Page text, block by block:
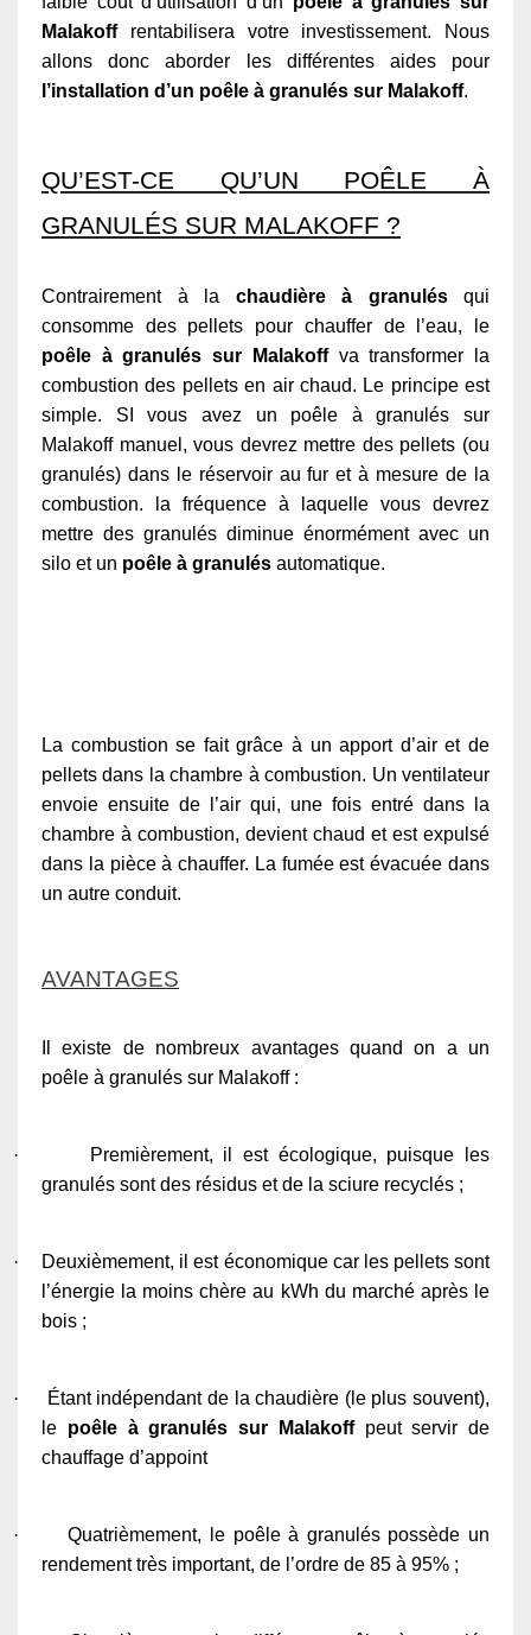
Malakoffrentabilisera votre investissement. Nous
allons donc aborder les différentes aides pour
l’installation d’un poêle à granulés sur Malakoff.
QU’EST-CE QU’UN POÊLE À
GRANULÉS SUR MALAKOFF ?
Contrairement à la chaudière à granulésqui
consomme des pellets pour chauffer de l’eau, le
poêle à granulés sur Malakoffva transformer la
combustion des pellets en air chaud. Le principe est
simple. SI vous avez un poêle à granulés sur
Malakoff manuel, vous devrez mettre des pellets (ou
granulés) dans le réservoir au fur et à mesure de la
combustion. la fréquence à laquelle vous devrez
mettre des granulés diminue énormément avec un
silo et un poêle à granulés automatique.
La combustion se fait grâce à un apport d’air et de
pellets dans la chambre à combustion. Un ventilateur
envoie ensuite de l’air qui, une fois entré dans la
chambre à combustion, devient chaud et est expulsé
dans la pièce à chauffer. La fumée est évacuée dans
un autre conduit.
AVANTAGES
Il existe de nombreux avantages quand on a un
poêle à granulés sur Malakoff :
·
Premièrement, il est écologique, puisque les
granulés sont des résidus et de la sciure recyclés ;
·
Deuxièmement, il est économique car les pellets sont
l’énergie la moins chère au kWh du marché après le
bois ;
·
Étant indépendant de la chaudière (le plus souvent),
le poêle à granulés sur Malakoffpeut servir de
chauffage d’appoint
·
Quatrièmement, le poêle à granulés possède un
rendement très important, de l’ordre de 85 à 95% ;